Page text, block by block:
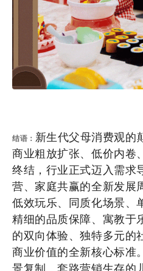
结语： 新生代父母消费观的
商业粗放扩张、低价内卷
终结，行业正式迈入需求
营、家庭共赢的全新发展
低效玩乐、同质化场景、
精细的品质保障、寓教于
的双向体验、独特多元的
商业价值的全新核心标准
景复制、套路营销生存的